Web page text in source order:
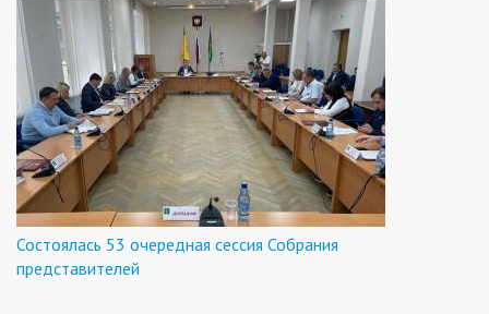
Состоялась 53 очередная сессия Собрания
представителей